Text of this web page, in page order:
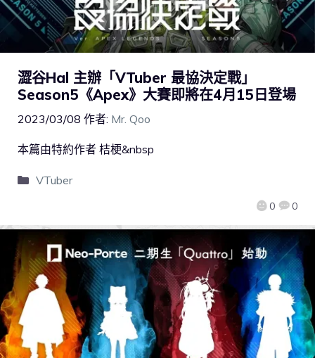
澀谷Hal 主辦「VTuber 最協決定戰」
Season5《Apex》大賽即將在4月15日登場
2023/03/08 作者: Mr. Qoo
0 0
本篇由特約作者 桔梗&nbsp
VTuber